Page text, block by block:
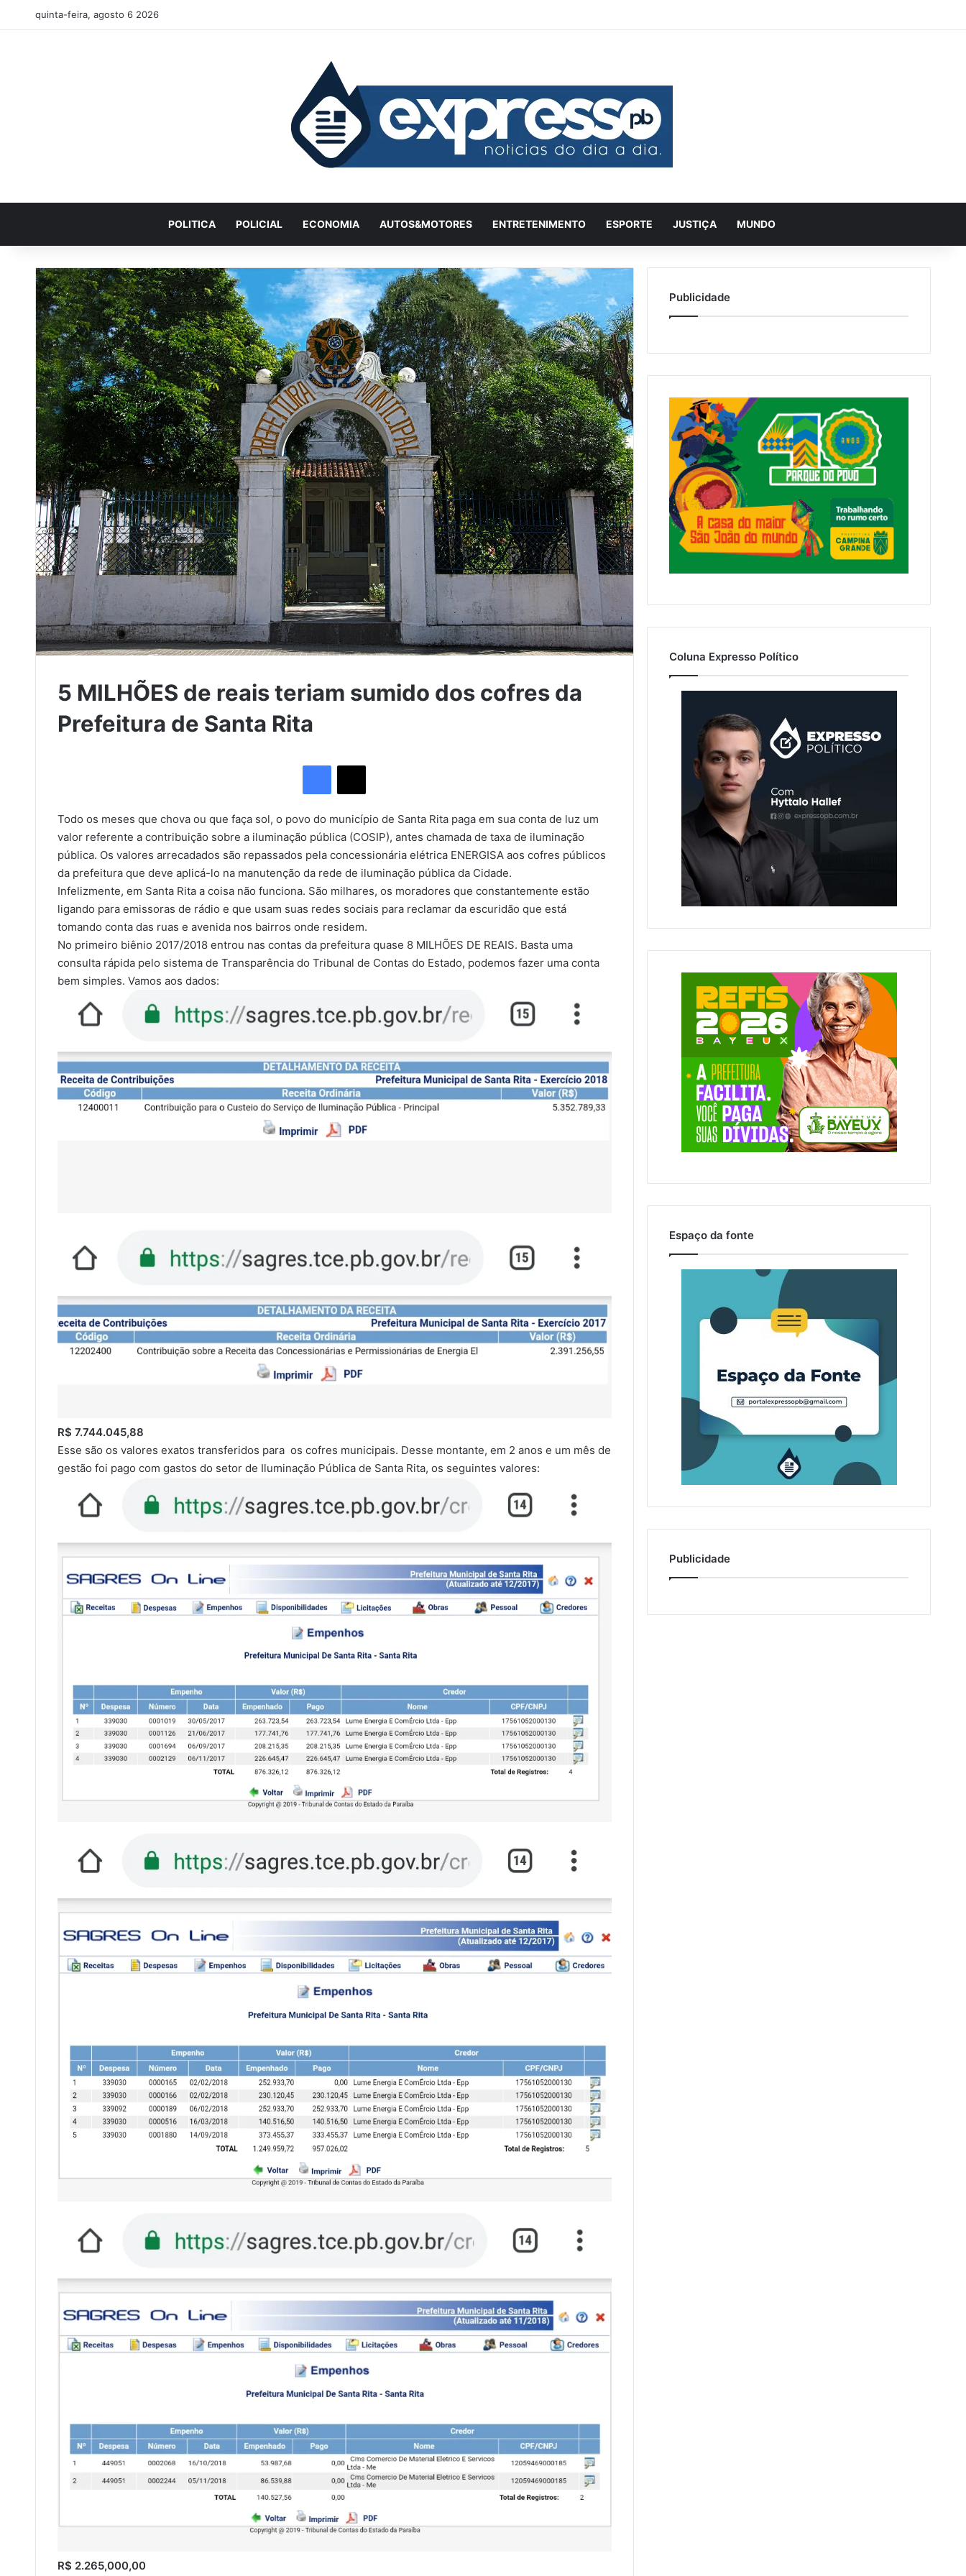
quinta-feira, agosto 6 2026
POLITICA POLICIAL ECONOMIA AUTOS&MOTORES ENTRETENIMENTO ESPORTE JUSTIÇA MUNDO
5 MILHÕES de reais teriam sumido dos cofres da
Prefeitura de Santa Rita
Todo os meses que chova ou que faça sol, o povo do município de Santa Rita paga em sua conta de luz um
valor referente a contribuição sobre a iluminação pública (COSIP), antes chamada de taxa de iluminação
pública. Os valores arrecadados são repassados pela concessionária elétrica ENERGISA aos cofres públicos
da prefeitura que deve aplicá-lo na manutenção da rede de iluminação pública da Cidade.
Infelizmente, em Santa Rita a coisa não funciona. São milhares, os moradores que constantemente estão
ligando para emissoras de rádio e que usam suas redes sociais para reclamar da escuridão que está
tomando conta das ruas e avenida nos bairros onde residem.
No primeiro biênio 2017/2018 entrou nas contas da prefeitura quase 8 MILHÕES DE REAIS. Basta uma
consulta rápida pelo sistema de Transparência do Tribunal de Contas do Estado, podemos fazer uma conta
bem simples. Vamos aos dados:
R$ 7.744.045,88
Esse são os valores exatos transferidos para os cofres municipais. Desse montante, em 2 anos e um mês de
gestão foi pago com gastos do setor de Iluminação Pública de Santa Rita, os seguintes valores:
R$ 2.265,000,00
Publicidade
Coluna Expresso Político
Espaço da fonte
Publicidade